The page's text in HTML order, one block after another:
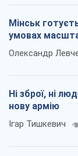
Мінськ
умовах
Олександр
Ні зброї, ні
нову армію
Ігар Тишкевич